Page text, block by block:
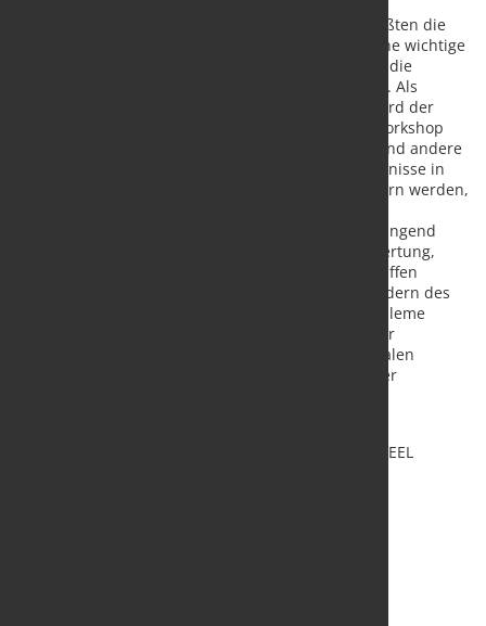
handelspolitischen Reaktionen darauf begrüßten die
Teilnehmer den OECD-Stahlausschuss als eine wichtige
multilaterale Plattform für Diskussionen und die
Förderung des gegenseitigen Verständnisses. Als
zentrale Handlungspunkte für die Zukunft wird der
Stahlausschuss so bald wie möglich einen Workshop
veranstalten, bei dem Mitglieder, Experten und andere
Teilnehmer bewährte Verfahren und Erkenntnisse in
Bezug auf Instrumente und Strategien erörtern werden,
Herausforderungen für die Stahlindustrie dringend
angehen können. Dazu gehört auch die Bewertung,
warum bestimmte Handelsmaßnahmen ergriffen
werden, und die Frage, wo unter den Mitgliedern des
Ausschusses Lösungen für gemeinsame Probleme
gefunden werden können. Die Ergebnisse der
Diskussionen könnten in die Arbeit des Globalen
Forums für Stahlüberkapazitäten und anderer
/ Foto: marketSTEEL